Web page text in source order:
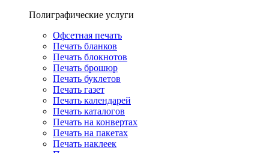
Полиграфические услуги
Офсетная печать
Печать бланков
Печать блокнотов
Печать брошюр
Печать буклетов
Печать газет
Печать календарей
Печать каталогов
Печать на конвертах
Печать на пакетах
Печать наклеек